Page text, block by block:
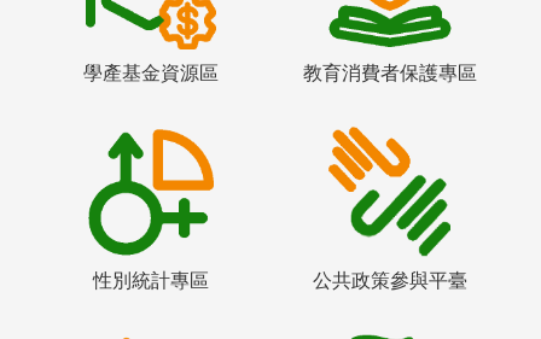
學產基金資源區 教育消費者保護專區
性別統計專區 公共政策參與平臺